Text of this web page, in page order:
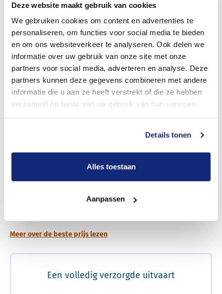
Deze website maakt gebruik van cookies
We gebruiken cookies om content en advertenties te
personaliseren, om functies voor social media te bieden
en om ons websiteverkeer te analyseren. Ook delen we
informatie over uw gebruik van onze site met onze
partners voor social media, adverteren en analyse. Deze
partners kunnen deze gegevens combineren met andere
informatie die u aan ze heeft verstrekt of die ze hebben
verzameld op basis van uw gebruik van hun services.
Details tonen
Alles toestaan
Aanpassen
Dit kost een crematie
Een betere uitvaart ervaring voor een betere
Meer over de beste prijs lezen
Een volledig verzorgde uitvaart